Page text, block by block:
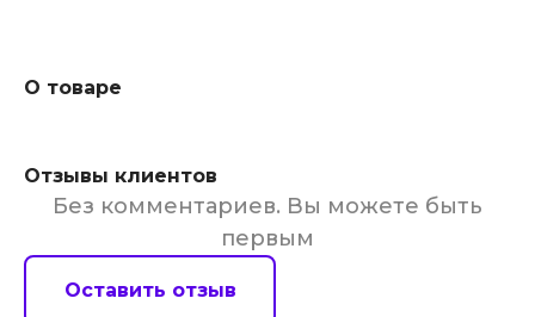
О товаре
Отзывы клиентов
Без комментариев. Вы можете быть
первым
Оставить отзыв